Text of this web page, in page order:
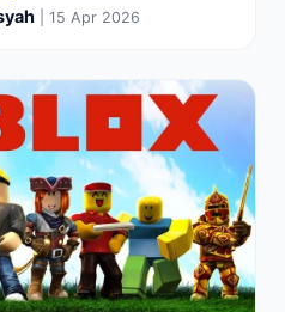
| 15 Apr 2026